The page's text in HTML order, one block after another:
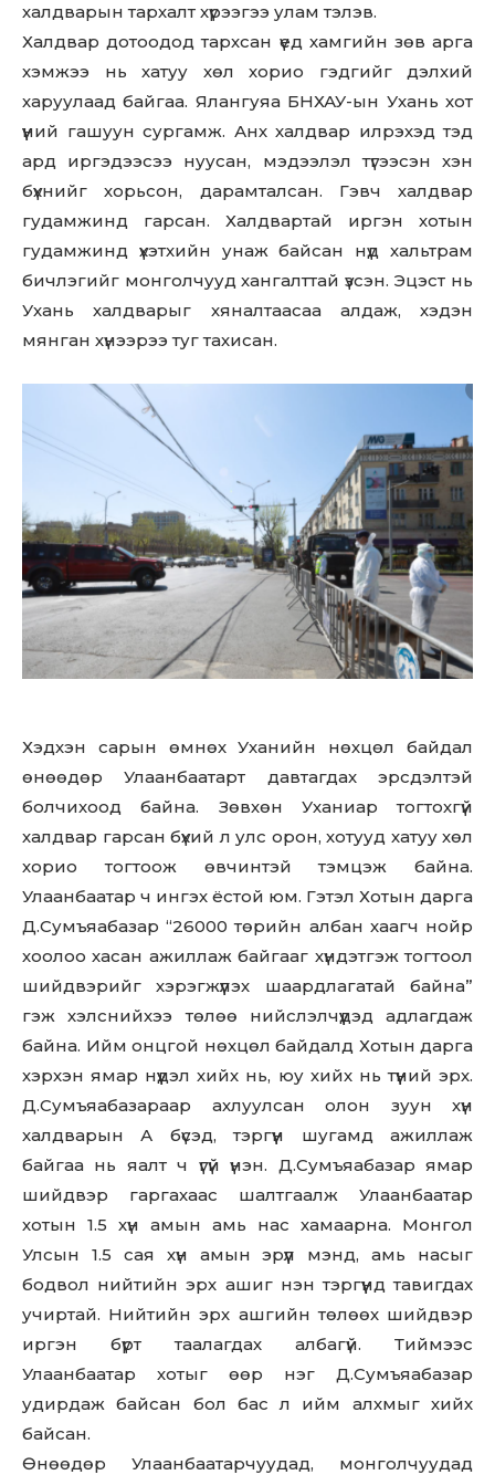
халдварын тархалт хүрээгээ улам тэлэв.
Халдвар дотоодод тархсан үед хамгийн зөв арга
хэмжээ нь хатуу хөл хорио гэдгийг дэлхий
харуулаад байгаа. Ялангуяа БНХАУ-ын Ухань хот
үүний гашуун сургамж. Анх халдвар илрэхэд тэд
ард иргэдээсээ нуусан, мэдээлэл түгээсэн хэн
бүхнийг хорьсон, дарамталсан. Гэвч халдвар
гудамжинд гарсан. Халдвартай иргэн хотын
гудамжинд үхэтхийн унаж байсан нүд хальтрам
бичлэгийг монголчууд хангалттай үзсэн. Эцэст нь
Ухань халдварыг хяналтаасаа алдаж, хэдэн
мянган хүнээрээ туг тахисан.
Хэдхэн сарын өмнөх Уханийн нөхцөл байдал
өнөөдөр Улаанбаатарт давтагдах эрсдэлтэй
болчихоод байна. Зөвхөн Уханиар тогтохгүй
халдвар гарсан бүхий л улс орон, хотууд хатуу хөл
хорио тогтоож өвчинтэй тэмцэж байна.
Улаанбаатар ч ингэх ёстой юм. Гэтэл Хотын дарга
Д.Сумъяабазар “26000 төрийн албан хаагч нойр
хоолоо хасан ажиллаж байгааг хүндэтгэж тогтоол
шийдвэрийг хэрэгжүүлэх шаардлагатай байна”
гэж хэлснийхээ төлөө нийслэлчүүдэд адлагдаж
байна. Ийм онцгой нөхцөл байдалд Хотын дарга
хэрхэн ямар нүүдэл хийх нь, юу хийх нь түүний эрх.
Д.Сумъяабазараар ахлуулсан олон зуун хүн
халдварын А бүсэд, тэргүүн шугамд ажиллаж
байгаа нь яалт ч үгүй үнэн. Д.Сумъяабазар ямар
шийдвэр гаргахаас шалтгаалж Улаанбаатар
хотын 1.5 хүн амын амь нас хамаарна. Монгол
Улсын 1.5 сая хүн амын эрүүл мэнд, амь насыг
бодвол нийтийн эрх ашиг нэн тэргүүнд тавигдах
учиртай. Нийтийн эрх ашгийн төлөөх шийдвэр
иргэн бүрт таалагдах албагүй. Тиймээс
Улаанбаатар хотыг өөр нэг Д.Сумъяабазар
удирдаж байсан бол бас л ийм алхмыг хийх
байсан.
Өнөөдөр Улаанбаатарчуудад, монголчуудад